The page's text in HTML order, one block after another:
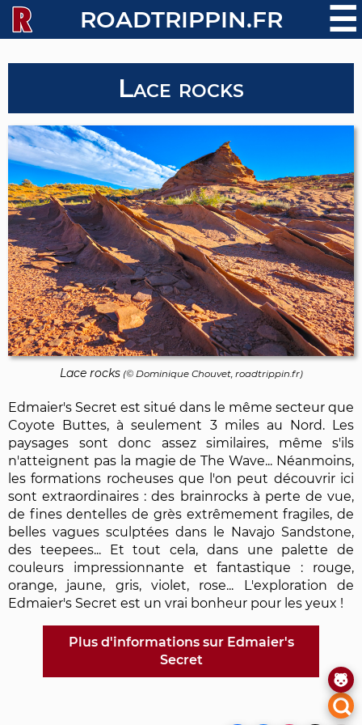
ROADTRIPPIN.FR ☰
Lace rocks
Lace rocks(© Dominique Chouvet, roadtrippin.fr)
Edmaier's Secret est situé dans le même secteur que
Coyote Buttes, à seulement 3 miles au Nord. Les
paysages sont donc assez similaires, même s'ils
n'atteignent pas la magie de The Wave... Néanmoins,
les formations rocheuses que l'on peut découvrir ici
sont extraordinaires : des brainrocks à perte de vue,
de fines dentelles de grès extrêmement fragiles, de
belles vagues sculptées dans le Navajo Sandstone,
des teepees... Et tout cela, dans une palette de
couleurs impressionnante et fantastique : rouge,
orange, jaune, gris, violet, rose... L'exploration de
Edmaier's Secret est un vrai bonheur pour les yeux !
Plus d'informations sur Edmaier's
Secret